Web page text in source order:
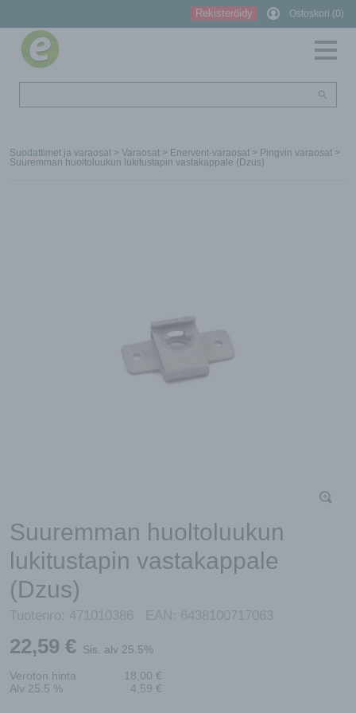
Rekisteröidy Ostoskori (0)
Suodattimet ja varaosat > Varaosat > Enervent-varaosat > Pingvin varaosat >
Suuremman huoltoluukun lukitustapin vastakappale (Dzus)
Suuremman huoltoluukun
lukitustapin vastakappale
(Dzus)
Tuotenro: 471010386 EAN: 6438100717063
22,59 € Sis. alv 25.5%
Veroton hinta 18,00 €
Alv 25.5 %
4,59 €